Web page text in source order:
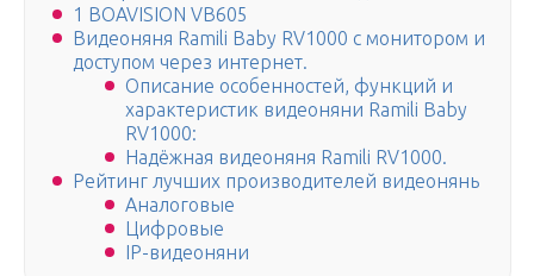
1 BOAVISION VB605
Видеоняня Ramili Baby RV1000 с монитором и
доступом через интернет.
Описание особенностей, функций и
характеристик видеоняни Ramili Baby
RV1000:
Надёжная видеоняня Ramili RV1000.
Рейтинг лучших производителей видеонянь
Аналоговые
Цифровые
IP-видеоняни